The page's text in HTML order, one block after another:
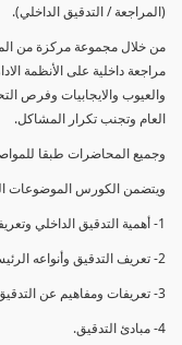
(المراجعة / التدقيق الداخلي).
من خلال مجموعة مركزة من
مراجعة داخلية على الأنظمة
والعيوب والايجابيات وفرص
العام وتجنب تكرار المشاكل.
وجميع المحاضرات طبقا للمواصفة
ويتضمن الكورس الموضوعات
1- أهمية التدقيق الداخلي وتعريفه.
2- تعريف التدقيق وأنواعه الرئيسية.
3- تعريفات ومفاهيم عن التدقيق الداخلي.
4- مبادئ التدقيق.